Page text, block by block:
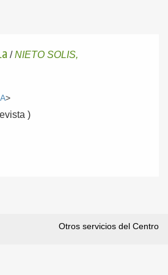
/NIETO SOLIS,
>
)
Otros servicios del Centro